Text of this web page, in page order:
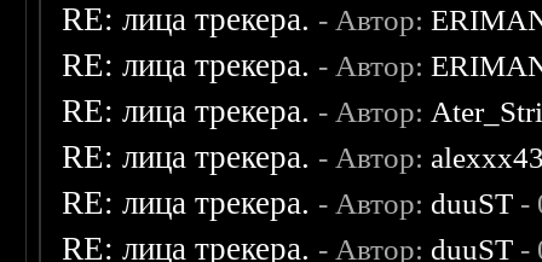
RE: лица трекера. - Автор:
RE: лица трекера. - Автор:
RE: лица трекера. - Автор:
RE: лица трекера. - Автор:
RE: лица трекера. - Автор: duuST -
RE: лица трекера. - Автор: duuST -